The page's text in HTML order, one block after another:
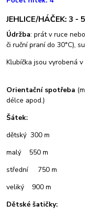
JEHLICE/HÁČEK: 3 - 5
Údržba: prát v ruce
či ruční praní do 30°C),
Klubíčka jsou vyrobená
Orientační spotřeba
délce apod.)
Šátek:
dětský 300 m
malý 550 m
střední 750 m
veliký 900 m
Dětské šatičky: